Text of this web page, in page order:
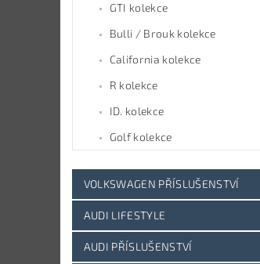
GTI kolekce
Bulli / Brouk kolekce
California kolekce
R kolekce
ID. kolekce
Golf kolekce
VOLKSWAGEN PŘÍSLUŠENSTVÍ
AUDI LIFESTYLE
AUDI PŘÍSLUŠENSTVÍ